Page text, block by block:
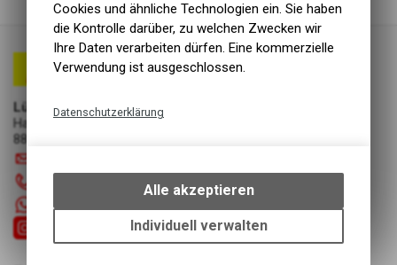
Lüscher Motor- & Bike World
Hauptstrasse 29a
8867 Niederurnen
+41 55 6103131
Cookies und ähnliche Technologien ein. Sie haben
die Kontrolle darüber, zu welchen Zwecken wir
Ihre Daten verarbeiten dürfen. Eine kommerzielle
Verwendung ist ausgeschlossen.
Datenschutzerklärung
bestimmte Interaktionen und
Einstellungen auf Ihrem Gerät,
um die grundlegenden
Funktionen unseres Online-
Alle akzeptieren
Individuell verwalten